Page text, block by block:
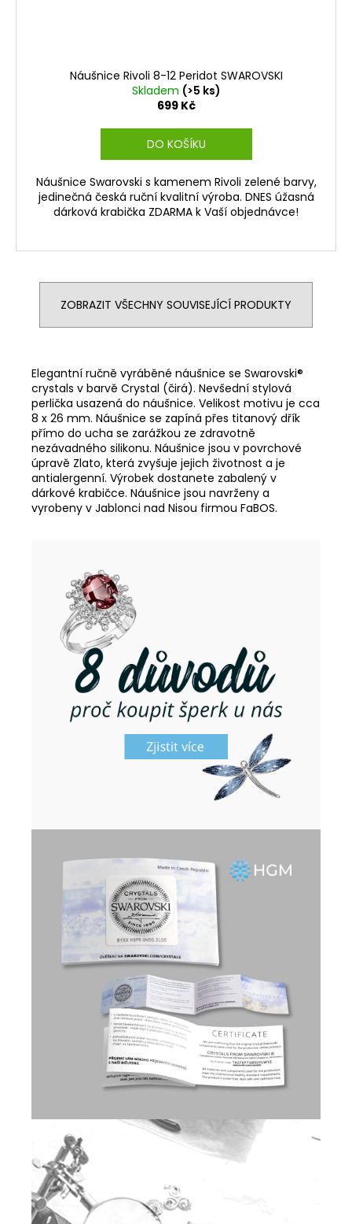
Náušnice Rivoli 8-12 Peridot SWAROVSKI
Skladem (>5 ks)
699 Kč
DO KOŠÍKU
Náušnice Swarovski s kamenem Rivoli zelené barvy,
jedinečná česká ruční kvalitní výroba. DNES úžasná
dárková krabička ZDARMA k Vaší objednávce!
ZOBRAZIT VŠECHNY SOUVISEJÍCÍ PRODUKTY
Elegantní ručně vyráběné náušnice se Swarovski®
crystals v barvě Crystal (čirá). Nevšední stylová
perlička usazená do náušnice. Velikost motivu je cca
8 x 26 mm. Náušnice se zapíná přes titanový dřík
přímo do ucha se zarážkou ze zdravotně
nezávadného silikonu. Náušnice jsou v povrchové
úpravě Zlato, která zvyšuje jejich životnost a je
antialergenní. Výrobek dostanete zabalený v
dárkové krabičce. Náušnice jsou navrženy a
vyrobeny v Jablonci nad Nisou firmou FaBOS.